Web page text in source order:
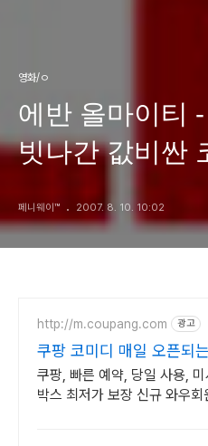
영화/ㅇ
에반 올마이티 - 본래의 장르를
빗나간 값비싼
페니웨이™ 2007. 8. 10. 10:02
http://m.coupang.com 광고
쿠팡 코미디 매일 오픈되
쿠팡, 빠른 예약, 당일 사용,
박스 최저가 보장 신규 와우